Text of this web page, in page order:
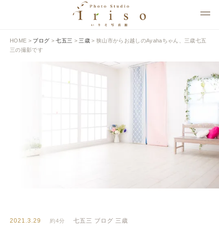
HOME > ブログ >七五三 > 三歳 > 狭山市からお越しのAyahaちゃん、三歳七五
三の撮影です
いりそ写真館ブログ
2021.3.29 約4分 七五三 ブログ 三歳